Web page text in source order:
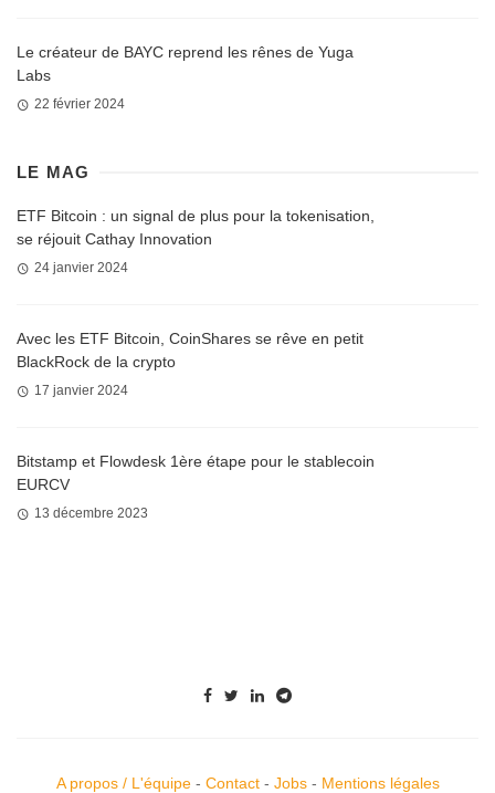
Le créateur de BAYC reprend les rênes de Yuga
Labs
22 février 2024
LE MAG
ETF Bitcoin : un signal de plus pour la tokenisation,
se réjouit Cathay Innovation
24 janvier 2024
Avec les ETF Bitcoin, CoinShares se rêve en petit
BlackRock de la crypto
17 janvier 2024
Bitstamp et Flowdesk 1ère étape pour le stablecoin
EURCV
13 décembre 2023
A propos / L'équipe- Contact- Jobs- Mentions légales